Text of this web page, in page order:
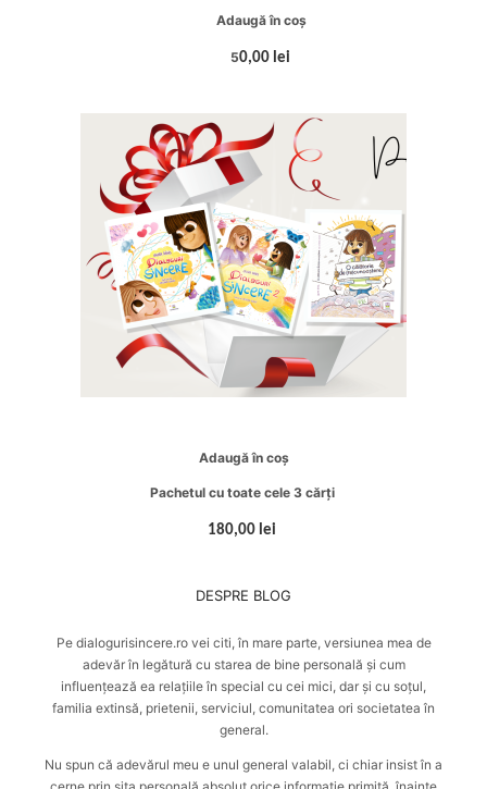
Adaugă în coș
50,00 lei
Adaugă în coș
Pachetul cu toate cele 3 cărți
180,00 lei
DESPRE BLOG
Pe dialogurisincere.ro vei citi, în mare parte, versiunea mea de
adevăr în legătură cu starea de bine personală și cum
influențează ea relațiile în special cu cei mici, dar și cu soțul,
familia extinsă, prietenii, serviciul, comunitatea ori societatea în
general.
Nu spun că adevărul meu e unul general valabil, ci chiar insist în a